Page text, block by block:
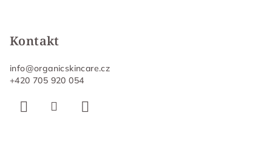
Kontakt
info@organicskincare.cz
+420 705 920 054